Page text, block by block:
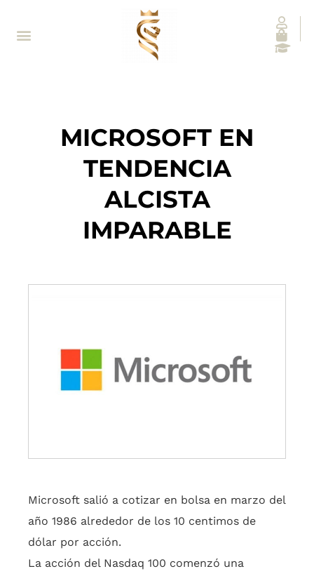
MICROSOFT EN
TENDENCIA
ALCISTA
IMPARABLE
Microsoft salió a cotizar en bolsa en marzo del
año 1986 alrededor de los 10 centimos de
dólar por acción.
La acción del Nasdaq 100 comenzó una